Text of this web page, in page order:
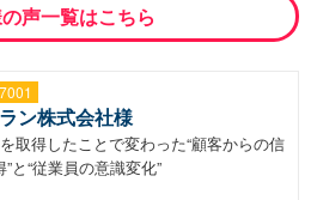
声一覧はこちら
ン株式会社様
取得したことで変わった“顧客からの信
”と“従業員の意識変化”